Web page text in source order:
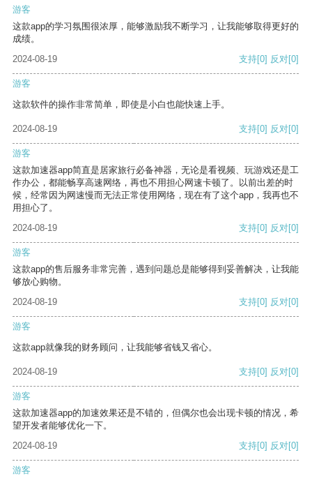
游客
这款app的学习氛围很浓厚，能够激励我不断学习，让我能够取得更好的
成绩。
2024-08-19
支持[0] 反对[0]
游客
这款软件的操作非常简单，即使是小白也能快速上手。
2024-08-19 支持[0] 反对[0]
游客
这款加速器app简直是居家旅行必备神器，无论是看视频、玩游戏还是工
作办公，都能畅享高速网络，再也不用担心网速卡顿了。以前出差的时
候，经常因为网速慢而无法正常使用网络，现在有了这个app，我再也不
用担心了。
2024-08-19
支持[0] 反对[0]
游客
这款app的售后服务非常完善，遇到问题总是能够得到妥善解决，让我能
够放心购物。
2024-08-19
支持[0] 反对[0]
游客
这款app就像我的财务顾问，让我能够省钱又省心。
2024-08-19 支持[0] 反对[0]
游客
这款加速器app的加速效果还是不错的，但偶尔也会出现卡顿的情况，希
望开发者能够优化一下。
2024-08-19
支持[0] 反对[0]
游客